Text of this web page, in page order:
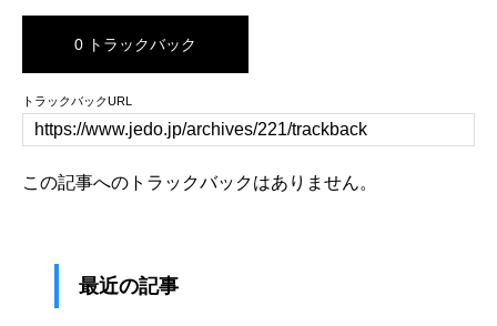
0 トラックバック
トラックバックURL
この記事へのトラックバックはありません。
最近の記事